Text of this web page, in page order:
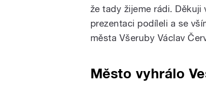
že tady žijeme rádi.
prezentaci podíleli a se
města Všeruby Václav
Město vyhrálo